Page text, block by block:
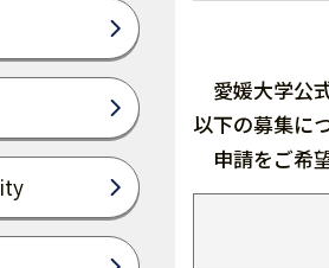
愛媛大学公
以下の募集に
申請をご希